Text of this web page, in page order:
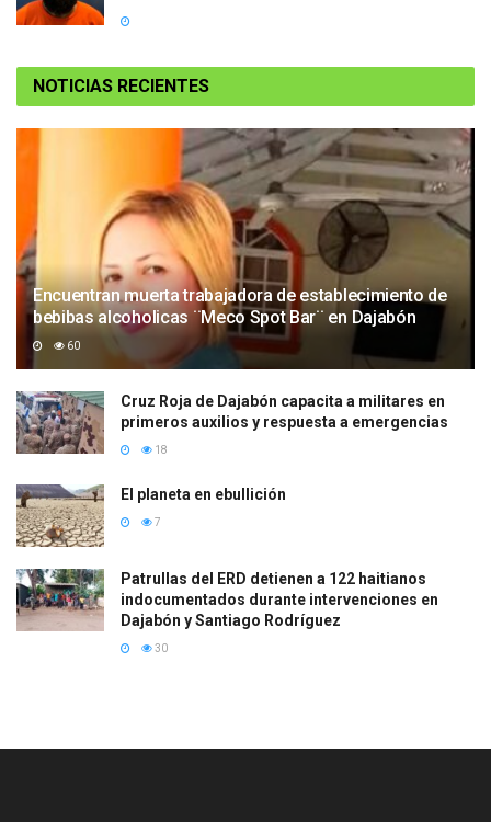
NOTICIAS RECIENTES
Encuentran muerta trabajadora de establecimiento de
bebibas alcoholicas ¨Meco Spot Bar¨ en Dajabón
60
Cruz Roja de Dajabón capacita a militares en
primeros auxilios y respuesta a emergencias
18
El planeta en ebullición
7
Patrullas del ERD detienen a 122 haitianos
indocumentados durante intervenciones en
Dajabón y Santiago Rodríguez
30